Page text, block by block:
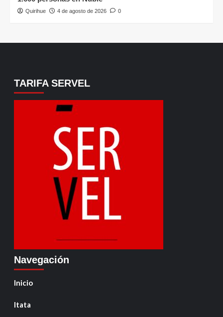
Quirihue 4 de agosto de 2026 0
TARIFA SERVEL
Navegación
Inicio
Itata